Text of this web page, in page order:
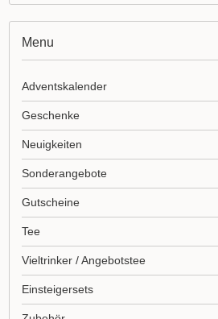
Menu
Adventskalender
Geschenke
Neuigkeiten
Sonderangebote
Gutscheine
Tee
Vieltrinker / Angebotstee
Einsteigersets